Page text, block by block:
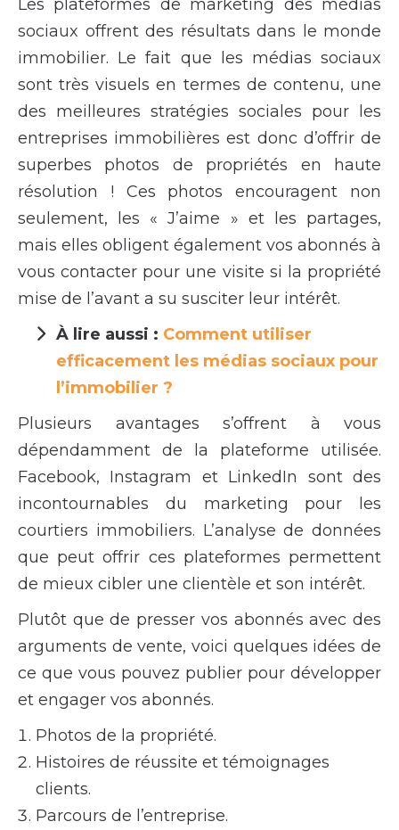
Les plateformes de marketing des médias
sociaux offrent des résultats dans le monde
immobilier. Le fait que les médias sociaux
sont très visuels en termes de contenu, une
des meilleures stratégies sociales pour les
entreprises immobilières est donc d’offrir de
superbes photos de propriétés en haute
résolution ! Ces photos encouragent non
seulement, les « J’aime » et les partages,
mais elles obligent également vos abonnés à
vous contacter pour une visite si la propriété
mise de l’avant a su susciter leur intérêt.
À lire aussi : Comment utiliser
efficacement les médias sociaux pour
l’immobilier ?
Plusieurs avantages s’offrent à vous
dépendamment de la plateforme utilisée.
Facebook, Instagram et LinkedIn sont des
incontournables du marketing pour les
courtiers immobiliers. L’analyse de données
que peut offrir ces plateformes permettent
de mieux cibler une clientèle et son intérêt.
Plutôt que de presser vos abonnés avec des
arguments de vente, voici quelques idées de
ce que vous pouvez publier pour développer
et engager vos abonnés.
Photos de la propriété.
Histoires de réussite et témoignages
clients.
Parcours de l’entreprise.